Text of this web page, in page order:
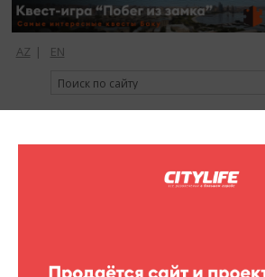
AZ | EN
регистрация вход